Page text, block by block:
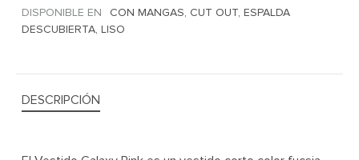
DISPONIBLE EN
CON MANGAS, CUT OUT, ESPALDA
DESCUBIERTA, LISO
DESCRIPCIÓN